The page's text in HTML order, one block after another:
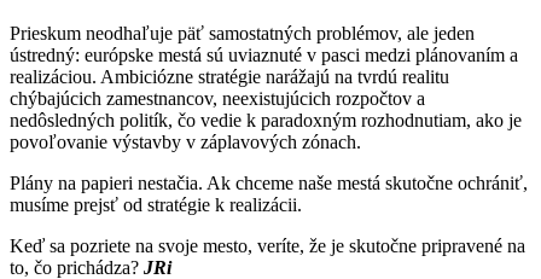
Prieskum neodhaľuje päť samostatných problémov, ale jeden
ústredný: európske mestá sú uviaznuté v pasci medzi plánovaním a
realizáciou. Ambiciózne stratégie narážajú na tvrdú realitu
chýbajúcich zamestnancov, neexistujúcich rozpočtov a
nedôsledných politík, čo vedie k paradoxným rozhodnutiam, ako je
povoľovanie výstavby v záplavových zónach.
Plány na papieri nestačia. Ak chceme naše mestá skutočne ochrániť,
musíme prejsť od stratégie k realizácii.
Keď sa pozriete na svoje mesto, veríte, že je skutočne pripravené na
to, čo prichádza? JRi